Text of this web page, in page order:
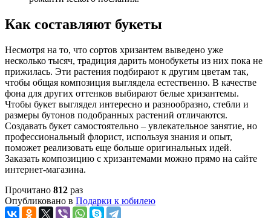
Как составляют букеты
Несмотря на то, что сортов хризантем выведено уже
несколько тысяч, традиция дарить монобукеты из них пока не
прижилась. Эти растения подбирают к другим цветам так,
чтобы общая композиция выглядела естественно. В качестве
фона для других оттенков выбирают белые хризантемы.
Чтобы букет выглядел интересно и разнообразно, стебли и
размеры бутонов подобранных растений отличаются.
Создавать букет самостоятельно – увлекательное занятие, но
профессиональный флорист, используя знания и опыт,
поможет реализовать еще больше оригинальных идей.
Заказать композицию с хризантемами можно прямо на сайте
интернет-магазина.
Прочитано 812 раз
Опубликовано в Подарки к юбилею